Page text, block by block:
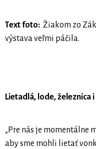
Text foto: Žiakom zo
výstava veľmi páčila.
Lietadlá, lode, železnica
„Pre nás je momentálne
aby sme mohli lietať